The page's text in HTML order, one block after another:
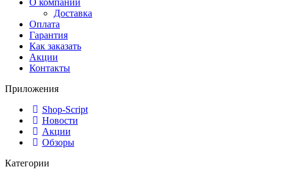
О компании
Доставка
Оплата
Гарантия
Как заказать
Акции
Контакты
Приложения
Shop-Script
Новости
Акции
Обзоры
Категории